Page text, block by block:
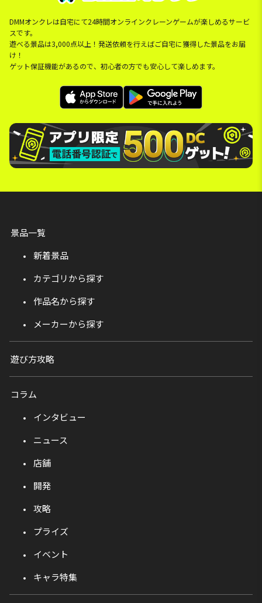
DMMオンクレは自宅にて24時間オンラインクレーンゲームが楽しめるサービ
スです。
遊べる景品は3,000点以上！発送依頼を行えばご自宅に獲得した景品をお届
け！
ゲット保証機能があるので、初心者の方でも安心して楽しめます。
景品一覧
新着景品
カテゴリから探す
作品名から探す
メーカーから探す
遊び方攻略
コラム
インタビュー
ニュース
店舗
開発
攻略
プライズ
イベント
キャラ特集